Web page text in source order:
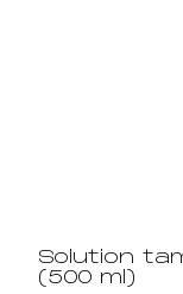
Solution
(500 ml)